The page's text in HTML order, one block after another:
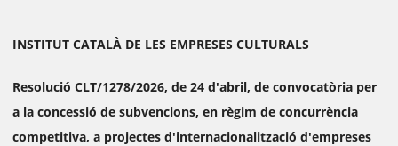
INSTITUT CATALÀ DE LES EMPRESES CULTURALS
Resolució CLT/1278/2026, de 24 d'abril, de convocatòria per
a la concessió de subvencions, en règim de concurrència
competitiva, a projectes d'internacionalització d'empreses